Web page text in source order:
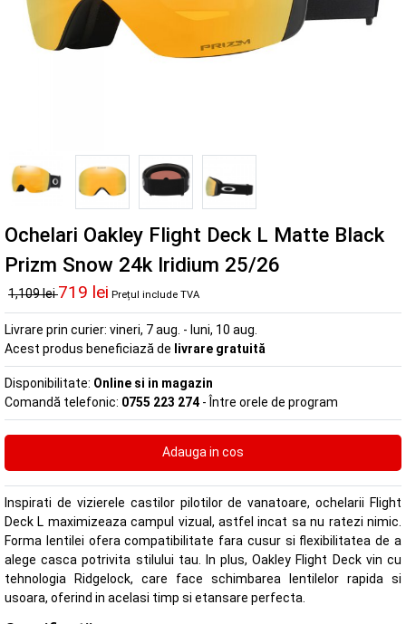
Ochelari Oakley Flight Deck L Matte Black
Prizm Snow 24k Iridium 25/26
1,109 lei719 lei Prețul include TVA
Livrare prin curier: vineri, 7 aug. - luni, 10 aug.
Acest produs beneficiază de livrare gratuită
Disponibilitate: Online si in magazin
Comandă telefonic: 0755 223 274 - Între orele de program
Inspirati de vizierele castilor pilotilor de vanatoare, ochelarii Flight
Deck L maximizeaza campul vizual, astfel incat sa nu ratezi nimic.
Forma lentilei ofera compatibilitate fara cusur si flexibilitatea de a
alege casca potrivita stilului tau. In plus, Oakley Flight Deck vin cu
tehnologia Ridgelock, care face schimbarea lentilelor rapida si
usoara, oferind in acelasi timp si etansare perfecta.